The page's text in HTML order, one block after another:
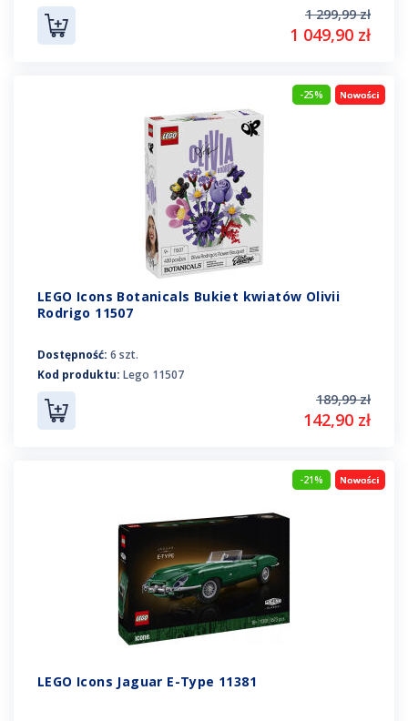
1 299,99 zł
1 049,90 zł
-25%
LEGO Icons Botanicals Bukiet kwiatów Olivii
Rodrigo 11507
Dostępność: 6 szt.
Kod produktu: Lego 11507
189,99 zł
142,90 zł
-21%
LEGO Icons Jaguar E-Type 11381